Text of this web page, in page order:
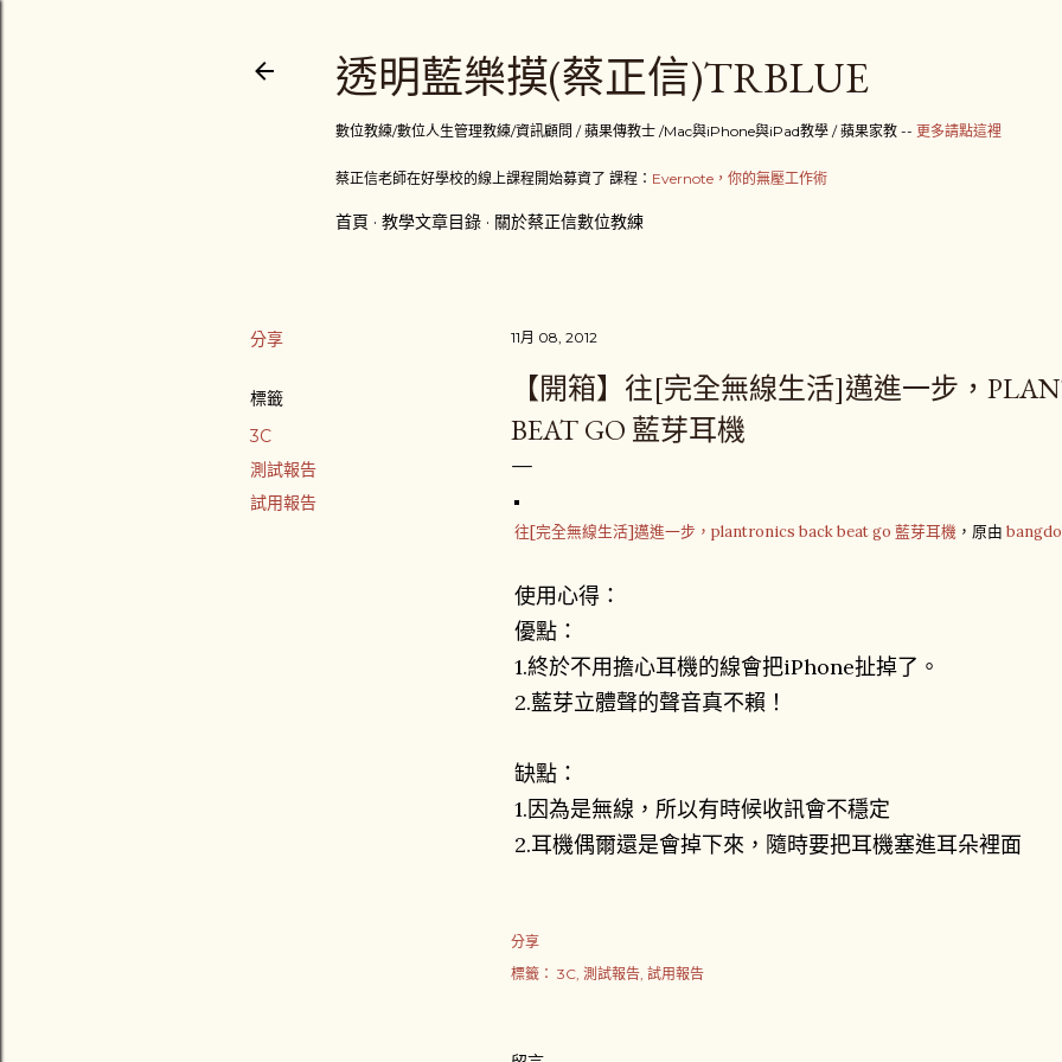
透明藍樂摸(蔡正信)TRBLUE
數位教練/數位人生管理教練/資訊顧問 / 蘋果傳教士 /Mac與iPhone與iPad教學 / 蘋果家教 -- 更多請點這裡
蔡正信老師在好學校的線上課程開始募資了 課程： Evernote，你的無壓工作術
首頁 教學文章目錄 關於蔡正信數位教練
分享
標籤
3C
測試報告
試用報告
11月 08, 2012
【開箱】往[完全無線生活]邁進一步，
BEAT GO 藍芽耳機
往[完全無線生活]邁進一步，plantronics back beat go 藍芽耳機 ，原由
使用心得：
優點：
1.終於不用擔心耳機的線會把iPhone扯掉了。
2.藍芽立體聲的聲音真不賴！
缺點：
1.因為是無線，所以有時候收訊會不穩定
2.耳機偶爾還是會掉下來，隨時要把耳機塞進耳朵裡面
分享
標籤： 3C 測試報告 試用報告